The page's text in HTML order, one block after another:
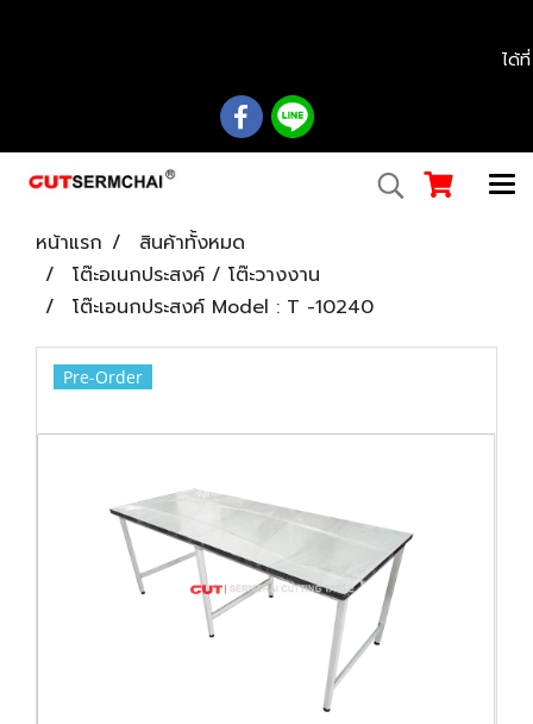
ได้
หน้าแรก
สินค้าทั้งหมด
โต๊ะอเนกประสงค์ / โต๊ะวางงาน
โต๊ะเอนกประสงค์ Model : T -10240
Pre-Order